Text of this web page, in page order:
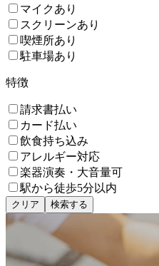
マイクあり
スクリーンあり
喫煙所あり
駐車場あり
特徴
請求書払い
カード払い
飲食持ち込み
アレルギー対応
楽器演奏・大音量可
駅から徒歩5分以内
クリア 検索する